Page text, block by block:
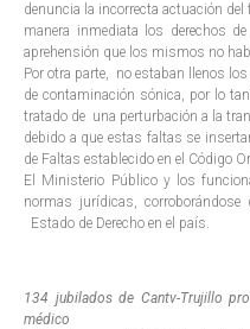
denuncia la incorrecta actuación
manera inmediata los derechos
aprehensión que los mismos no
Por otra parte, no estaban llenos
de contaminación sónica, por lo
tratado de una perturbación a la
debido a que estas faltas se
de Faltas establecido en el Código
El Ministerio Público y los
normas jurídicas, corroborándose
Estado de Derecho en el país.
134 jubilados de Cantv-Trujillo
médico